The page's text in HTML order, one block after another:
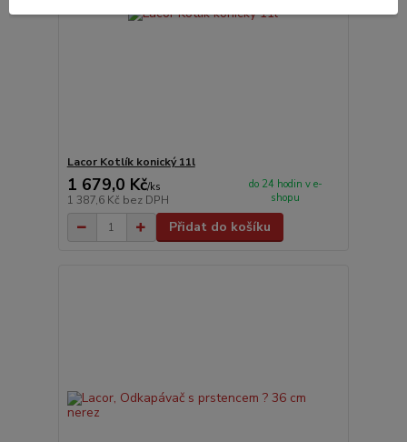
Lacor Kotlík konický 11l
1 679,0 Kč/ks
1 387,6 Kč bez DPH
do 24 hodin v e-
shopu
Přidat do košíku